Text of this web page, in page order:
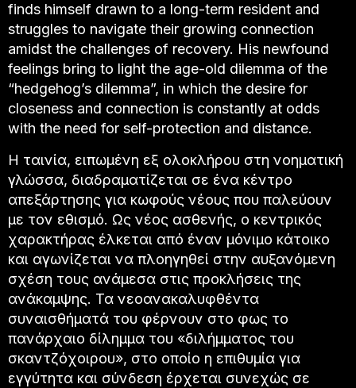
finds himself drawn to a long-term resident and
struggles to navigate their growing connection
amidst the challenges of recovery. His newfound
feelings bring to light the age-old dilemma of the
“hedgehog’s dilemma”, in which the desire for
closeness and connection is constantly at odds
with the need for self-protection and distance.
Η ταινία, ειπωμένη εξ ολοκλήρου στη νοηματική
γλώσσα, διαδραματίζεται σε ένα κέντρο
απεξάρτησης για κωφούς νέους που παλεύουν
με τον εθισμό. Ως νέος ασθενής, ο κεντρικός
χαρακτήρας έλκεται από έναν μόνιμο κάτοικο
και αγωνίζεται να πλοηγηθεί στην αυξανόμενη
σχέση τους ανάμεσα στις προκλήσεις της
ανάκαμψης. Τα νεοανακαλυφθέντα
συναισθήματά του φέρνουν στο φως το
πανάρχαιο δίλημμα του «διλήμματος του
σκαντζόχοιρου», στο οποίο η επιθυμία για
εγγύτητα και σύνδεση έρχεται συνεχώς σε